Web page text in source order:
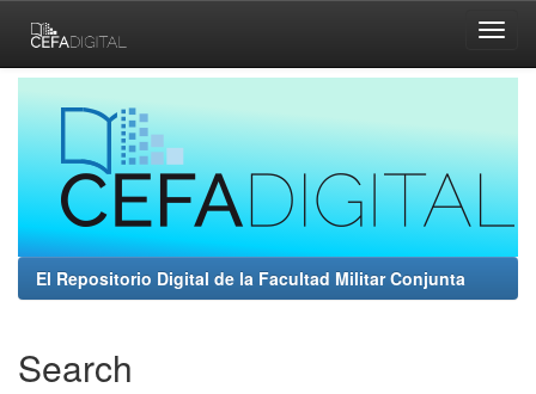
navigation
El Repositorio Digital de la Facultad Militar Conjunta
Search